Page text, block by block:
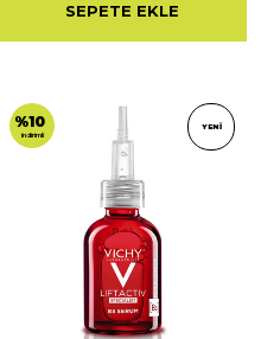
SEPETE EKLE
%10
indirimli
YENI